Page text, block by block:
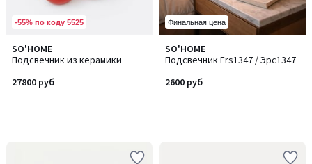
-55% по коду 5525
SO'HOME
Подсвечник из керамики
27800 руб
Финальная цена
SO'HOME
Подсвечник Ers1347 / Эрс1347
2600 руб